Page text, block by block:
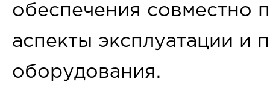
обеспечения совместно
аспекты эксплуатации и
оборудования.